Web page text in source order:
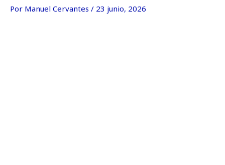
Por Manuel Cervantes / 23 junio, 2026